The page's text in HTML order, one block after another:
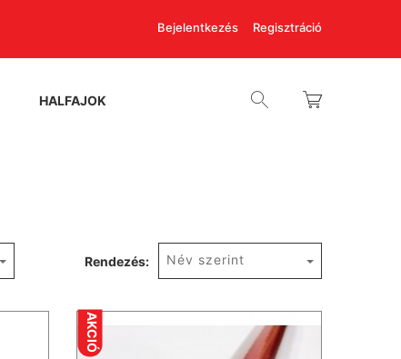
Bejelentkezés Regisztráció
HALFAJOK
Rendezés: Név szerint
AKCIÓ